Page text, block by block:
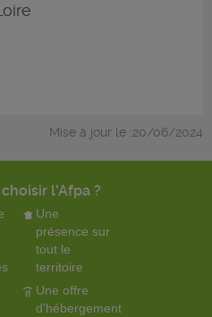
Mise à jour le :20/06/2024
l'Afpa ?
Une
présence sur
tout le
territoire
Une offre
d'hébergement